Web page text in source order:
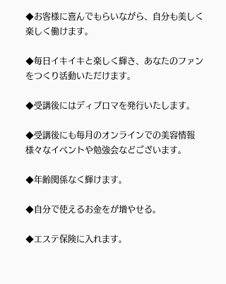
◆お客様に喜んでもらいながら、自分も美しく
楽しく働けます。
◆毎日イキイキと楽しく輝き、あなたのファン
をつくり活動いただけます。
◆受講後にはディプロマを発行いたします。
◆受講後にも毎月のオンラインでの美容情報
様々なイベントや勉強会などございます。
​◆年齢関係なく輝けます。
​◆自分で使えるお金をが増やせる。
​◆エステ保険に入れます。